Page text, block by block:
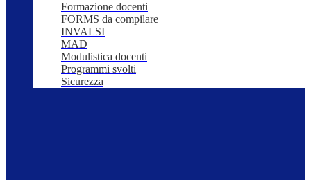
Formazione docenti
FORMS da compilare
INVALSI
MAD
Modulistica docenti
Programmi svolti
Sicurezza